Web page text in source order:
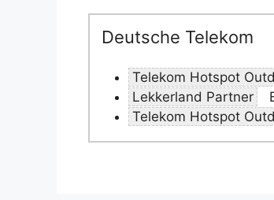
Deutsche Telekom
Telekom Hotspot
Lekkerland Partner
Telekom Hotspot